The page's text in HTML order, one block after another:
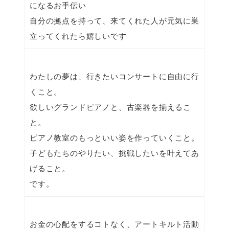
になるお手伝い
自分の拠点を持って、来てくれた人が元気に巣
立ってくれたら嬉しいです
わたしの夢は、行きたいコンサートに自由に行
くこと。
欲しいグランドピアノと、古楽器を揃えるこ
と。
ピアノ教室のもっといい姿を作っていくこと。
子どもたちのやりたい、挑戦したいを叶えてあ
げること。
です。
お金の心配をするコトなく、アートキルト活動